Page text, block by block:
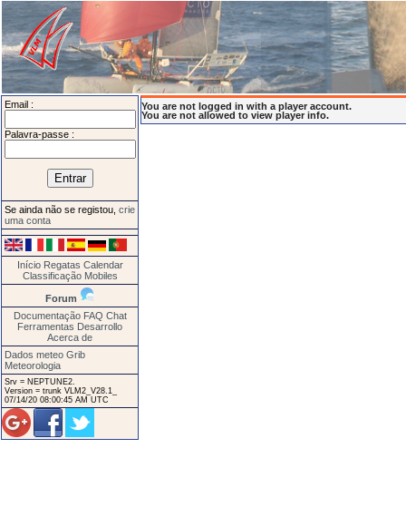
Email :
Palavra-passe :
Se ainda não se registou, crie
uma conta
Início Regatas Calendar
Classificação Mobiles
Forum
Documentação FAQ Chat
Ferramentas Desarrollo
Acerca de
Dados meteo Grib
Meteorologia
Srv = NEPTUNE2.
Version = trunk VLM2_V28.1_
07/14/20 08:00:45 AM UTC
You are not logged in with a player account.
You are not allowed to view player info.